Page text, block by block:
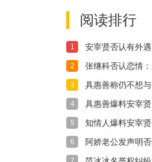
阅读排行
1
安宰贤否认有外
2
张继科否认恋情
3
具惠善称仍不想
4
具惠善爆料安宰
5
知情人爆料安宰
6
阿娇老公发声明